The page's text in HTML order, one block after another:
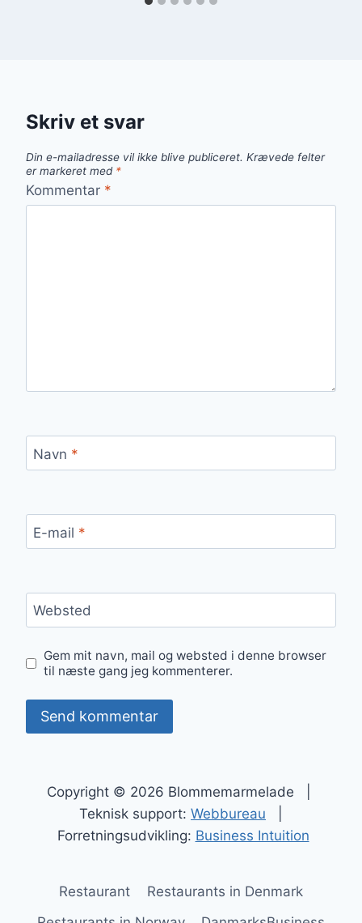
Skriv et svar
Din e-mailadresse vil ikke blive publiceret. Krævede felter
er markeret med *
Kommentar *
Navn *
E-mail *
Websted
Gem mit navn, mail og websted i denne browser
til næste gang jeg kommenterer.
Copyright © 2026 Blommemarmelade |
Teknisk support: Webbureau
Forretningsudvikling: Business Intuition
Restaurant
Restaurants in Denmark